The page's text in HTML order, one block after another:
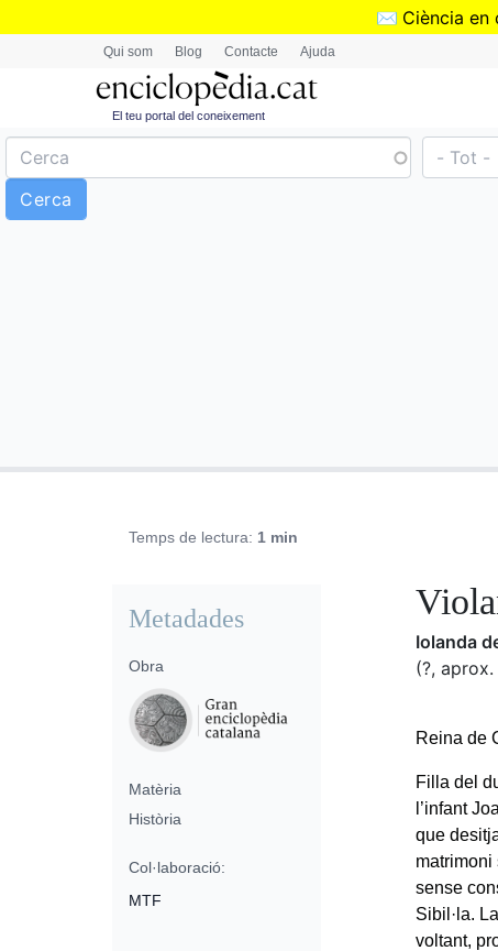
✉️ Ciència en
Qui som Blog Contacte Ajuda
El teu portal del coneixement
Temps de lectura: 1 min
Iolanda
(?,
Reina de
Filla del
l’infant
que
matrimoni
sense
Sibil·la.
voltant,
Metadades
Obra
Matèria
Història
Col·laboració:
MTF